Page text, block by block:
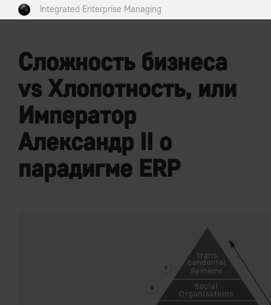
Integrated Enterprise Managing
Сложность бизнеса
vs Хлопотность, или
Император
Александр II о
парадигме ERP